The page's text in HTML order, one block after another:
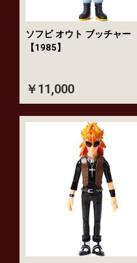
ソフビ オウト ブッチャー
【1985】
￥11,000